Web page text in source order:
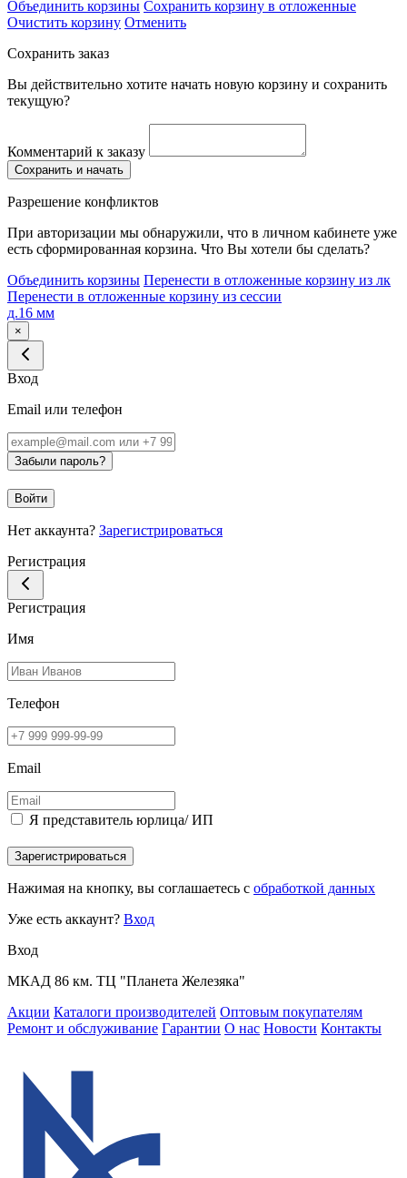
Объединить корзины Сохранить корзину в отложенные
Очистить корзину Отменить
Сохранить заказ
Вы действительно хотите начать новую корзину и сохранить
текущую?
Комментарий к заказу
Сохранить и начать
Разрешение конфликтов
При авторизации мы обнаружили, что в личном кабинете уже
есть сформированная корзина. Что Вы хотели бы сделать?
Объединить корзины Перенести в отложенные корзину из лк
Перенести в отложенные корзину из сессии
д.16 мм
×
Вход
Email или телефон
Забыли пароль?
Войти
Нет аккаунта? Зарегистрироваться
Регистрация
Регистрация
Имя
Телефон
Email
Я представитель юрлица/ ИП
Зарегистрироваться
Нажимая на кнопку, вы соглашаетесь с обработкой данных
Уже есть аккаунт? Вход
Вход
МКАД 86 км. ТЦ "Планета Железяка"
Акции Каталоги производителей Оптовым покупателям
Ремонт и обслуживание Гарантии О нас Новости Контакты